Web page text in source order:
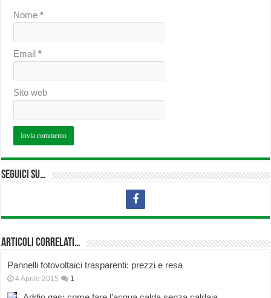
Nome*
Email*
Sito web
Seguici su…
Articoli correlati…
Pannelli fotovoltaici trasparenti: prezzi e resa
4 Aprile 2015 1